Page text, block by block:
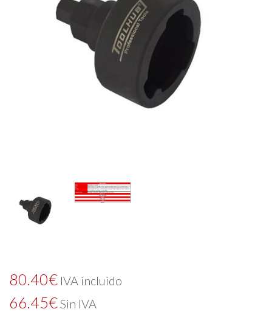
80.40€ IVA incluido
66.45€Sin IVA